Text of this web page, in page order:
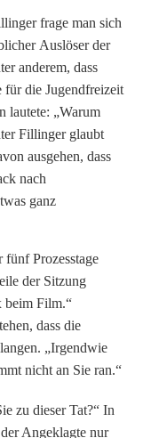
frage man sich
Auslöser der
anderem, dass
für die Jugendfreizeit
lautete: „Warum
Fillinger glaubt
ausgehen, dass
nach
ganz
fünf Prozesstage
der Sitzung
beim Film.“
dass die
„Irgendwie
nicht an Sie ran.“
zu dieser Tat?“ In
Angeklagte nur